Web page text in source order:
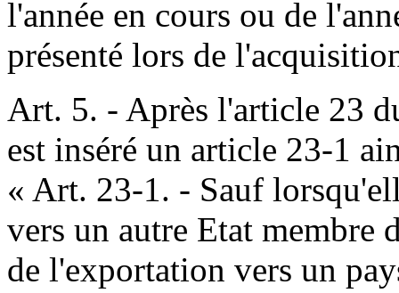
l'année en cours ou de
présenté lors de
Art. 5. - Après l'article 23
est inséré un article 23-1
« Art. 23-1. - Sauf
vers un autre Etat membre
de l'exportation vers un